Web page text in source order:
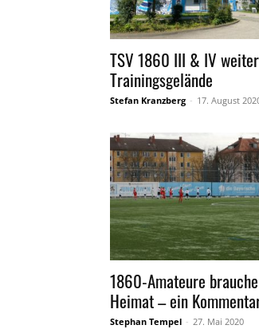
TSV 1860 III & IV
Trainingsgelände
Stefan Kranzberg - 17. August
1860-Amateure
Heimat – ein
Stephan Tempel - 27. Mai 2020